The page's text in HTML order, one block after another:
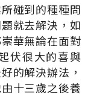
碰到的種種問
就去解決，如
華無論在面對
伏很大的喜與
的解決辦法，
十三歲之後養